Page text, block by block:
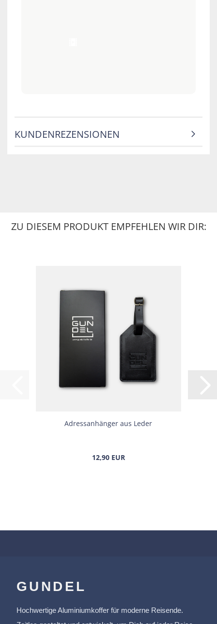
KUNDENREZENSIONEN
ZU DIESEM PRODUKT EMPFEHLEN WIR DIR:
Adress­an­hän­ger aus Leder
12,90 EUR
GUNDEL
Hochwertige Aluminiumkoffer für moderne Reisende.